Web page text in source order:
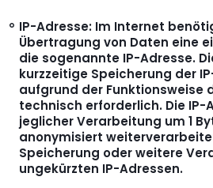
IP-Adresse: Im Internet
Übertragung von Daten eine
die sogenannte IP-Adresse.
kurzzeitige Speicherung der
aufgrund der Funktionsweise
technisch erforderlich. Die IP-
jeglicher Verarbeitung um 1
anonymisiert
Speicherung oder weitere
ungekürzten IP-Adressen.